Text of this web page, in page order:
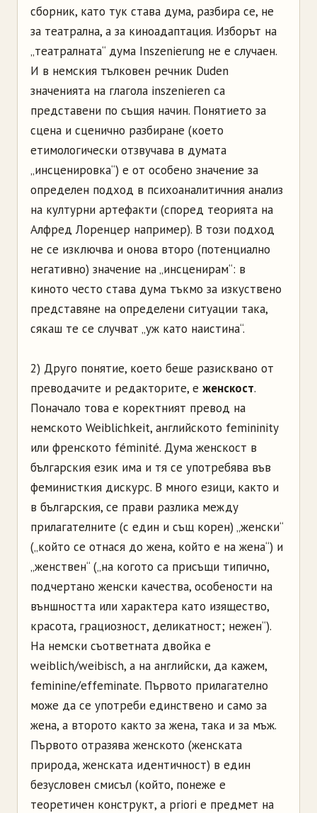
сборник, като тук става дума, разбира се, не
за театрална, а за киноадаптация. Изборът на
„театралната“ дума Inszenierung не е случаен.
И в немския тълковен речник Duden
значенията на глагола inszenieren са
представени по същия начин. Понятието за
сцена и сценично разбиране (което
етимологически отзвучава в думата
„инсценировка“) е от особено значение за
определен подход в психоаналитичния анализ
на културни артефакти (според теорията на
Алфред Лоренцер например). В този подход
не се изключва и онова второ (потенциално
негативно) значение на „инсценирам“: в
киното често става дума тъкмо за изкуствено
представяне на определени ситуации така,
сякаш те се случват „уж като наистина“.
2) Друго понятие, което беше разисквано от
преводачите и редакторите, е женскост.
Поначало това е коректният превод на
немското Weiblichkeit, английското femininity
или френското féminité. Дума женскост в
българския език има и тя се употребява във
феминисткия дискурс. В много езици, както и
в българския, се прави разлика между
прилагателните (с един и същ корен) „женски“
(„който се отнася до жена, който е на жена“) и
„женствен“ („на когото са присъщи типично,
подчертано женски качества, особености на
външността или характера като изящество,
красота, грациозност, деликатност; нежен“).
На немски съответната двойка е
weiblich/weibisch, а на английски, да кажем,
feminine/effeminate. Първото прилагателно
може да се употреби единствено и само за
жена, а второто както за жена, така и за мъж.
Първото отразява женското (женската
природа, женската идентичност) в един
безусловен смисъл (който, понеже е
теоретичен конструкт, a priori е предмет на